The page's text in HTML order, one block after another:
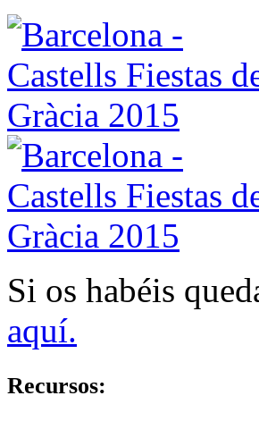
Si os habéis
aquí.
Recursos: